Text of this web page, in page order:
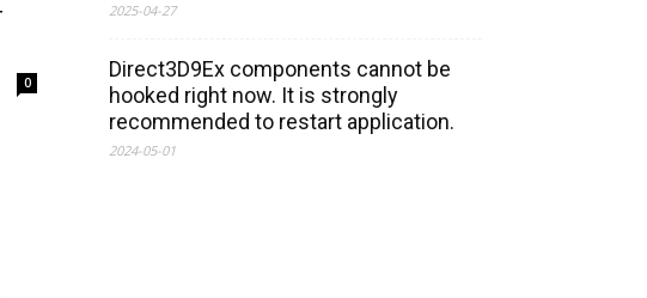
0
2025-04-27
Direct3D9Ex components cannot be
hooked right now. It is strongly
recommended to restart application.
2024-05-01